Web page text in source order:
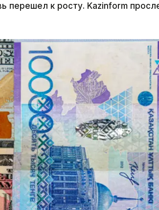
перешел к росту. Kazinform